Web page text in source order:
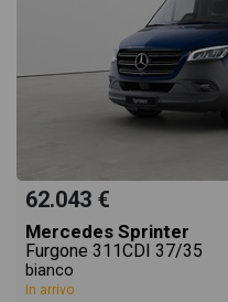
62.043 €
Mercedes Sprinter
Furgone 311CDI 37/35
bianco
In arrivo